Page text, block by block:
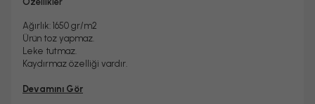
Ağırlık: 1650 gr/m2
Ürün toz yapmaz.
Leke tutmaz.
Kaydırmaz özelliği vardır.
Devamını Gör